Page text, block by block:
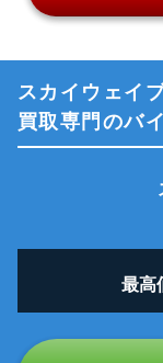
スカイウェイ
買取専門のバ
最高